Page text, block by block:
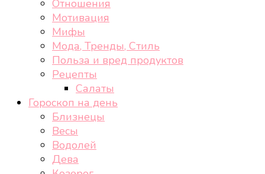
Отношения
Мотивация
Мифы
Мода, Тренды, Стиль
Польза и вред продуктов
Рецепты
Салаты
Гороскоп на день
Близнецы
Весы
Водолей
Дева